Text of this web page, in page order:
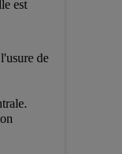
est
de